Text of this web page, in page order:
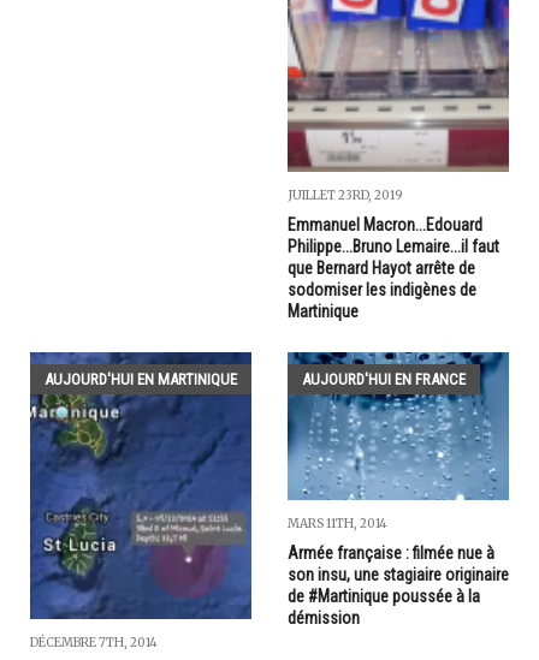
JUILLET 23RD, 2019
Emmanuel Macron...Edouard
Philippe...Bruno Lemaire...il faut
que Bernard Hayot arrête de
sodomiser les indigènes de
Martinique
AUJOURD'HUI EN MARTINIQUE
DÉCEMBRE 7TH, 2014
AUJOURD'HUI EN FRANCE
MARS 11TH, 2014
Armée française : filmée nue à
son insu, une stagiaire originaire
de #Martinique poussée à la
démission